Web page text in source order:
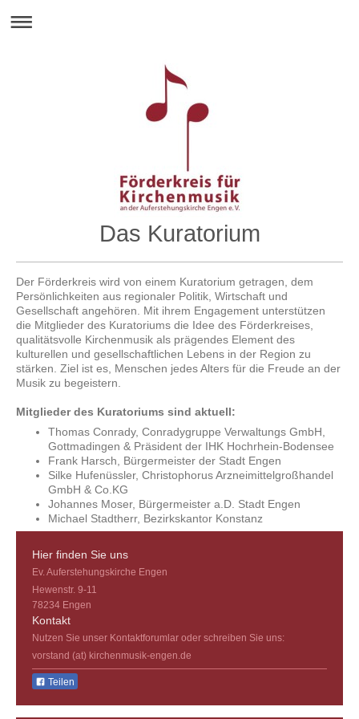
Das Kuratorium
Der Förderkreis wird von einem Kuratorium getragen, dem
Persönlichkeiten aus regionaler Politik, Wirtschaft und
Gesellschaft angehören. Mit ihrem Engagement unterstützen
die Mitglieder des Kuratoriums die Idee des Förderkreises,
qualitätsvolle Kirchenmusik als prägendes Element des
kulturellen und gesellschaftlichen Lebens in der Region zu
stärken. Ziel ist es, Menschen jedes Alters für die Freude an der
Musik zu begeistern.
Mitglieder des Kuratoriums sind aktuell:
Thomas Conrady, Conradygruppe Verwaltungs GmbH,
Gottmadingen & Präsident der IHK Hochrhein-Bodensee
Frank Harsch, Bürgermeister der Stadt Engen
Silke Hufenüssler, Christophorus Arzneimittelgroßhandel
GmbH & Co.KG
Johannes Moser, Bürgermeister a.D. Stadt Engen
Michael Stadtherr, Bezirkskantor Konstanz
Hier finden Sie uns
Ev. Auferstehungskirche Engen
Hewenstr. 9-11
78234 Engen
Kontakt
Nutzen Sie unser Kontaktforumlar oder schreiben Sie uns:
vorstand (at) kirchenmusik-engen.de
Teilen